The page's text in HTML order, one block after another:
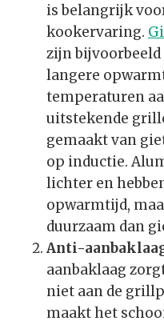
is belangrijk
kookervaring.
zijn bijvoorbeeld
langere
temperaturen
uitstekende
gemaakt van
op inductie.
lichter en
opwarmtijd,
duurzaam dan
Anti-
aanbaklaag
niet aan de
maakt het